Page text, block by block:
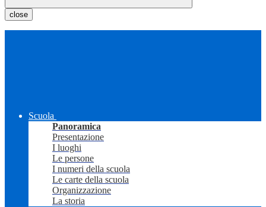
close
Scuola
Panoramica
Presentazione
I luoghi
Le persone
I numeri della scuola
Le carte della scuola
Organizzazione
La storia